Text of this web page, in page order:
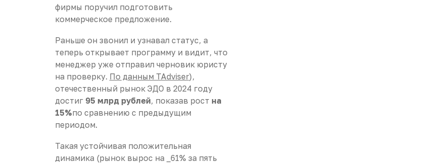
фирмы поручил подготовить
коммерческое предложение.
Раньше он звонил и узнавал статус, а
теперь открывает программу и видит, что
менеджер уже отправил черновик юристу
на проверку. По данным TAdviser),
отечественный рынок ЭДО в 2024 году
достиг 95 млрд рублей , показав рост на
15%по сравнению с предыдущим
периодом.
Такая устойчивая положительная
динамика (рынок вырос на _61% за пять